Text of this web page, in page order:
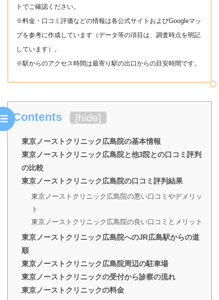
トでご確認ください。
※料金・口コミ評価などの情報は各公式サイトおよびGoogleマッ
プを参考に作成しています（データ等の項目は、調査時点を明記
しています）。
※駅からのアクセス時間は最寄り駅の出口からの目安時間です。
Contents [hide]
東京ノーストクリニック広島院の基本情報
東京ノーストクリニック広島院と他3院との口コミ評判
の比較
東京ノーストクリニック広島院の口コミ評判結果
東京ノーストクリニック広島院の悪い口コミやデメリッ
ト
東京ノーストクリニック広島院の良い口コミとメリット
東京ノーストクリニック広島院へのJR広島駅からの道
順
東京ノーストクリニック広島院周辺の駐車場
東京ノーストクリニックの受付から診察の流れ
東京ノーストクリニックの料金